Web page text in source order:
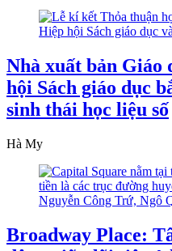
Nhà xuất bản Giáo
hội Sách giáo dục
sinh thái học liệu số
Hà My
Broadway Place: